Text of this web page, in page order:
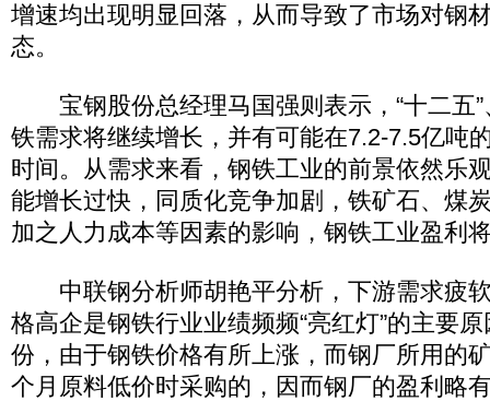
增速均出现明显回落，从而导致了市场对钢
态。
宝钢股份总经理马国强则表示，“十二五”
铁需求将继续增长，并有可能在7.2-7.5亿吨
时间。从需求来看，钢铁工业的前景依然乐
能增长过快，同质化竞争加剧，铁矿石、煤
加之人力成本等因素的影响，钢铁工业盈利
中联钢分析师胡艳平分析，下游需求疲
格高企是钢铁行业业绩频频“亮红灯”的主要
份，由于钢铁价格有所上涨，而钢厂所用的
个月原料低价时采购的，因而钢厂的盈利略